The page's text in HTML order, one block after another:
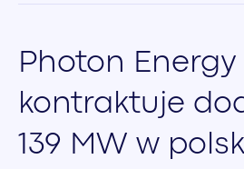
Photon Energy
kontraktuje
139 MW w